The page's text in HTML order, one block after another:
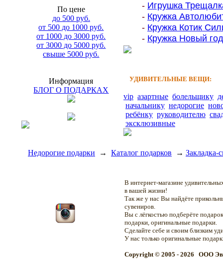
По цене
до 500 руб.
от 500 до 1000 руб.
от 1000 до 3000 руб.
от 3000 до 5000 руб.
свыше 5000 руб.
Информация
БЛОГ О ПОДАРКАХ
- Игрушка
- Кружка
- Кружка Котик
- Кружка Новый
УДИВИТЕЛЬНЫЕ ВЕЩИ:
vip азартные болельщику
начальнику недорогие
ребёнку руководителю
эксклюзивные
Недорогие подарки → Каталог подарков → Закладка-
В интернет-магазине
в вашей жизни!
Так же у нас Вы найдёте
сувениров.
Вы с лёгкостью подберёте
подарки, оригинальные подарки.
Сделайте себе и своим близким
У нас только оригинальные
Copyright © 2005 - 2026 OOO